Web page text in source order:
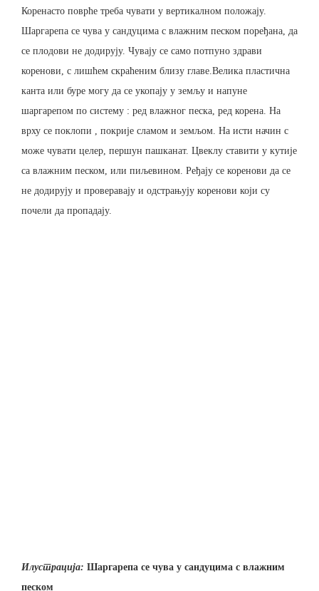
Коренасто поврће треба чувати у вертикалном положају.
Шаргарепа се чува у сандуцима с влажним песком поређана, да
се плодови не додирују. Чувају се само потпуно здрави
коренови, с лишћем скраћеним близу главе.Велика пластична
канта или буре могу да се укопају у земљу и напуне
шаргарепом по систему : ред влажног песка, ред корена. На
врху се поклопи , покрије сламом и земљом. На исти начин с
може чувати целер, першун пашканат. Цвеклу ставити у кутије
са влажним песком, или пиљевином. Ређају се коренови да се
не додирују и проверавају и одстрањују коренови који су
почели да пропадају.
Илустрација: Шаргарепа се чува у сандуцима с влажним
песком